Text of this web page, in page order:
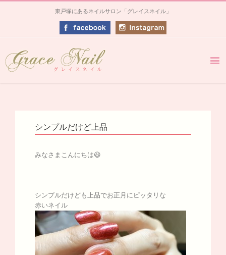
東戸塚にあるネイルサロン「グレイスネイル」
シンプルだけど上品
みなさまこんにちは😃
シンプルだけども上品でお正月にピッタリな
赤いネイル